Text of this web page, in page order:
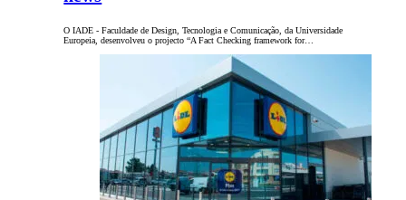
O IADE - Faculdade de Design, Tecnologia e Comunicação, da Universidade
Europeia, desenvolveu o projecto “A Fact Checking framework for…